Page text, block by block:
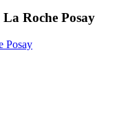
Roche Posay
Posay